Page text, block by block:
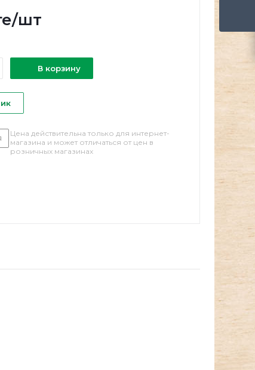
/шт
В корзину
Цена действительна только для интернет-
магазина и может отличаться от цен в
розничных магазинах